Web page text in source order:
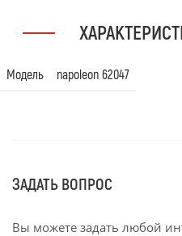
Модель napoleon 62047
ЗАДАТЬ ВОПРОС
Вы можете задать любой